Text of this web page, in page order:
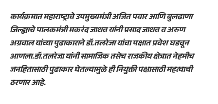
कार्यक्रमात महाराष्ट्राचे उपमुख्यमंत्री अजित पवार आणि बुलढाणा
जिल्ह्याचे पालकमंत्री मकरंद जाधव यांनी प्रसाद जाधव व अरुण
अग्रवाल यांच्या पुढाकाराने डॉ.तलरेजा यांचा पक्षात प्रवेश घडवून
आणला.डॉ.तलरेजा यांनी सामाजिक तसेच राजकीय क्षेत्रात नेहमीच
जनहितासाठी पुढाकार घेतल्यामुळे ही नियुक्ती पक्षासाठी महत्वाची
ठरणार आहे.